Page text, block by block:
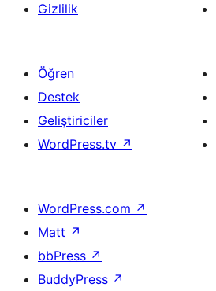
Gizlilik
Öğren
Destek
Geliştiriciler
WordPress.tv ↗
WordPress.com ↗
Matt ↗
bbPress ↗
BuddyPress ↗